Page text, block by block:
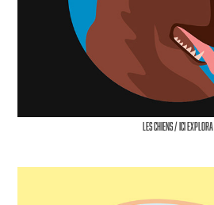
Les Chiens / Ici Explora